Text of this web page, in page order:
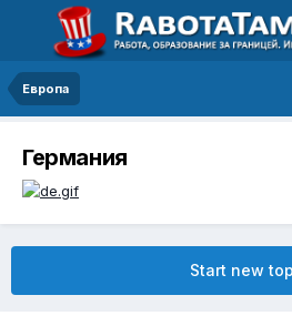
Европа
Германия
Start new